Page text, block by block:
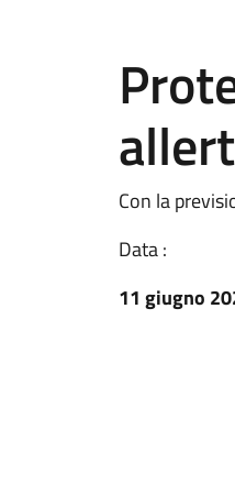
Con la
Data :
11 giugno